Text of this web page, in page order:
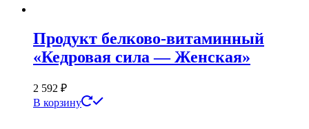
Продукт белково-витаминный
«Кедровая сила — Женская»
2 592 ₽
В корзину